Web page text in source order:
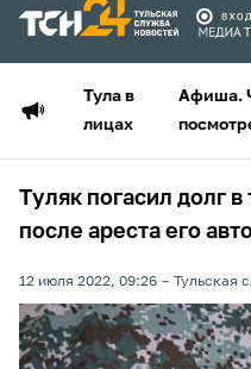
Тула в
лицах
Афиша.
Туляк погасил долг
после ареста его
12 июля 2022, 09:26 Тульская